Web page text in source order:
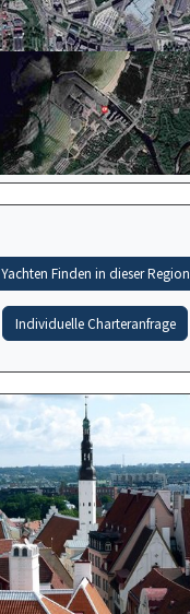
Yachten Finden in dieser Region
Individuelle Charteranfrage